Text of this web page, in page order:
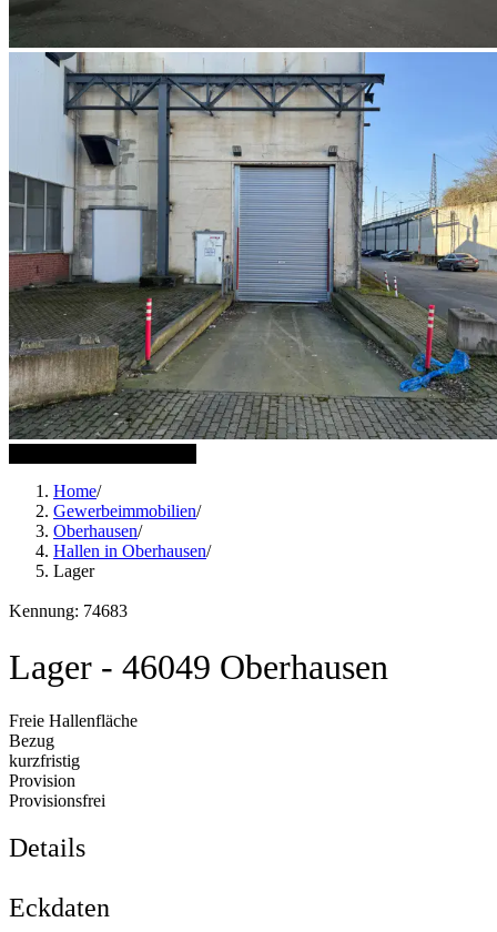
Home/
Gewerbeimmobilien/
Oberhausen/
Hallen in Oberhausen/
Lager
Kennung: 74683
Lager - 46049 Oberhausen
Freie Hallenfläche
Bezug
kurzfristig
Provision
Provisionsfrei
Details
Eckdaten